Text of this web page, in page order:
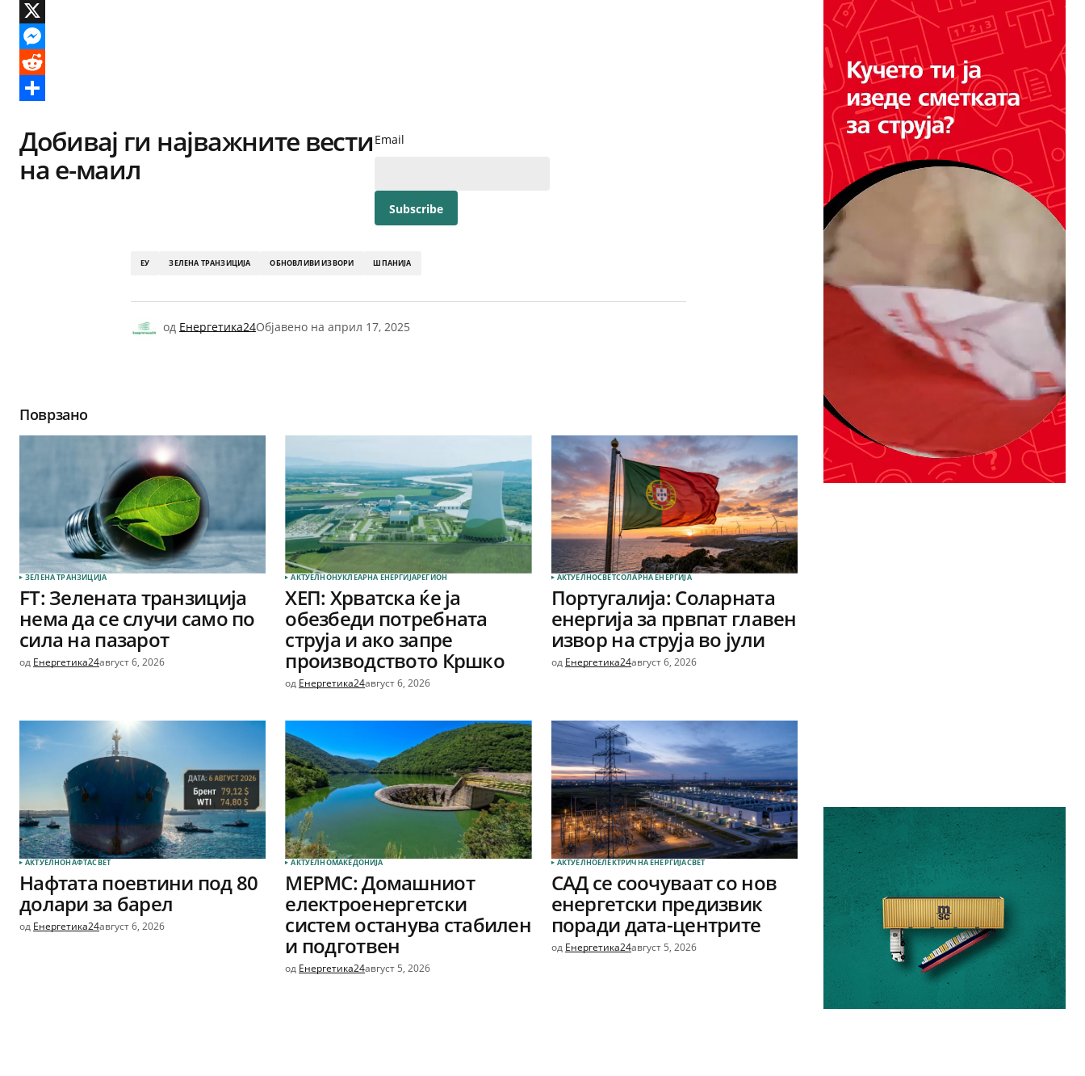
Email
X
Messenger
Reddit
Добивај ги најважните вести
на е-маил
Email
ЕУ ЗЕЛЕНА ТРАНЗИЦИЈА ОБНОВЛИВИ ИЗВОРИ ШПАНИЈА
од Енергетика24Објавено на април 17, 2025
Поврзано
ЗЕЛЕНА ТРАНЗИЦИЈА
FT: Зелената транзиција
нема да се случи само по
сила на пазарот
од Енергетика24август 6, 2026
АКТУЕЛНОНУКЛЕАРНА ЕНЕРГИЈАРЕГИОН
ХЕП: Хрватска ќе ја
обезбеди потребната
струја и ако запре
производството Кршко
од Енергетика24август 6, 2026
АКТУЕЛНОСВЕТСОЛАРНА EНЕРГИЈА
Португалија: Соларната
енергија за првпат главен
извор на струја во јули
од Енергетика24август 6, 2026
АКТУЕЛНОНАФТАСВЕТ
Нафтата поевтини под 80
долари за барел
од Енергетика24август 6, 2026
АКТУЕЛНОМАКЕДОНИЈА
МЕРМС: Домашниот
електроенергетски
систем останува стабилен
и подготвен
од Енергетика24август 5, 2026
АКТУЕЛНОЕЛЕКТРИЧНА ЕНЕРГИЈАСВЕТ
САД се соочуваат со нов
енергетски предизвик
поради дата-центрите
од Енергетика24август 5, 2026